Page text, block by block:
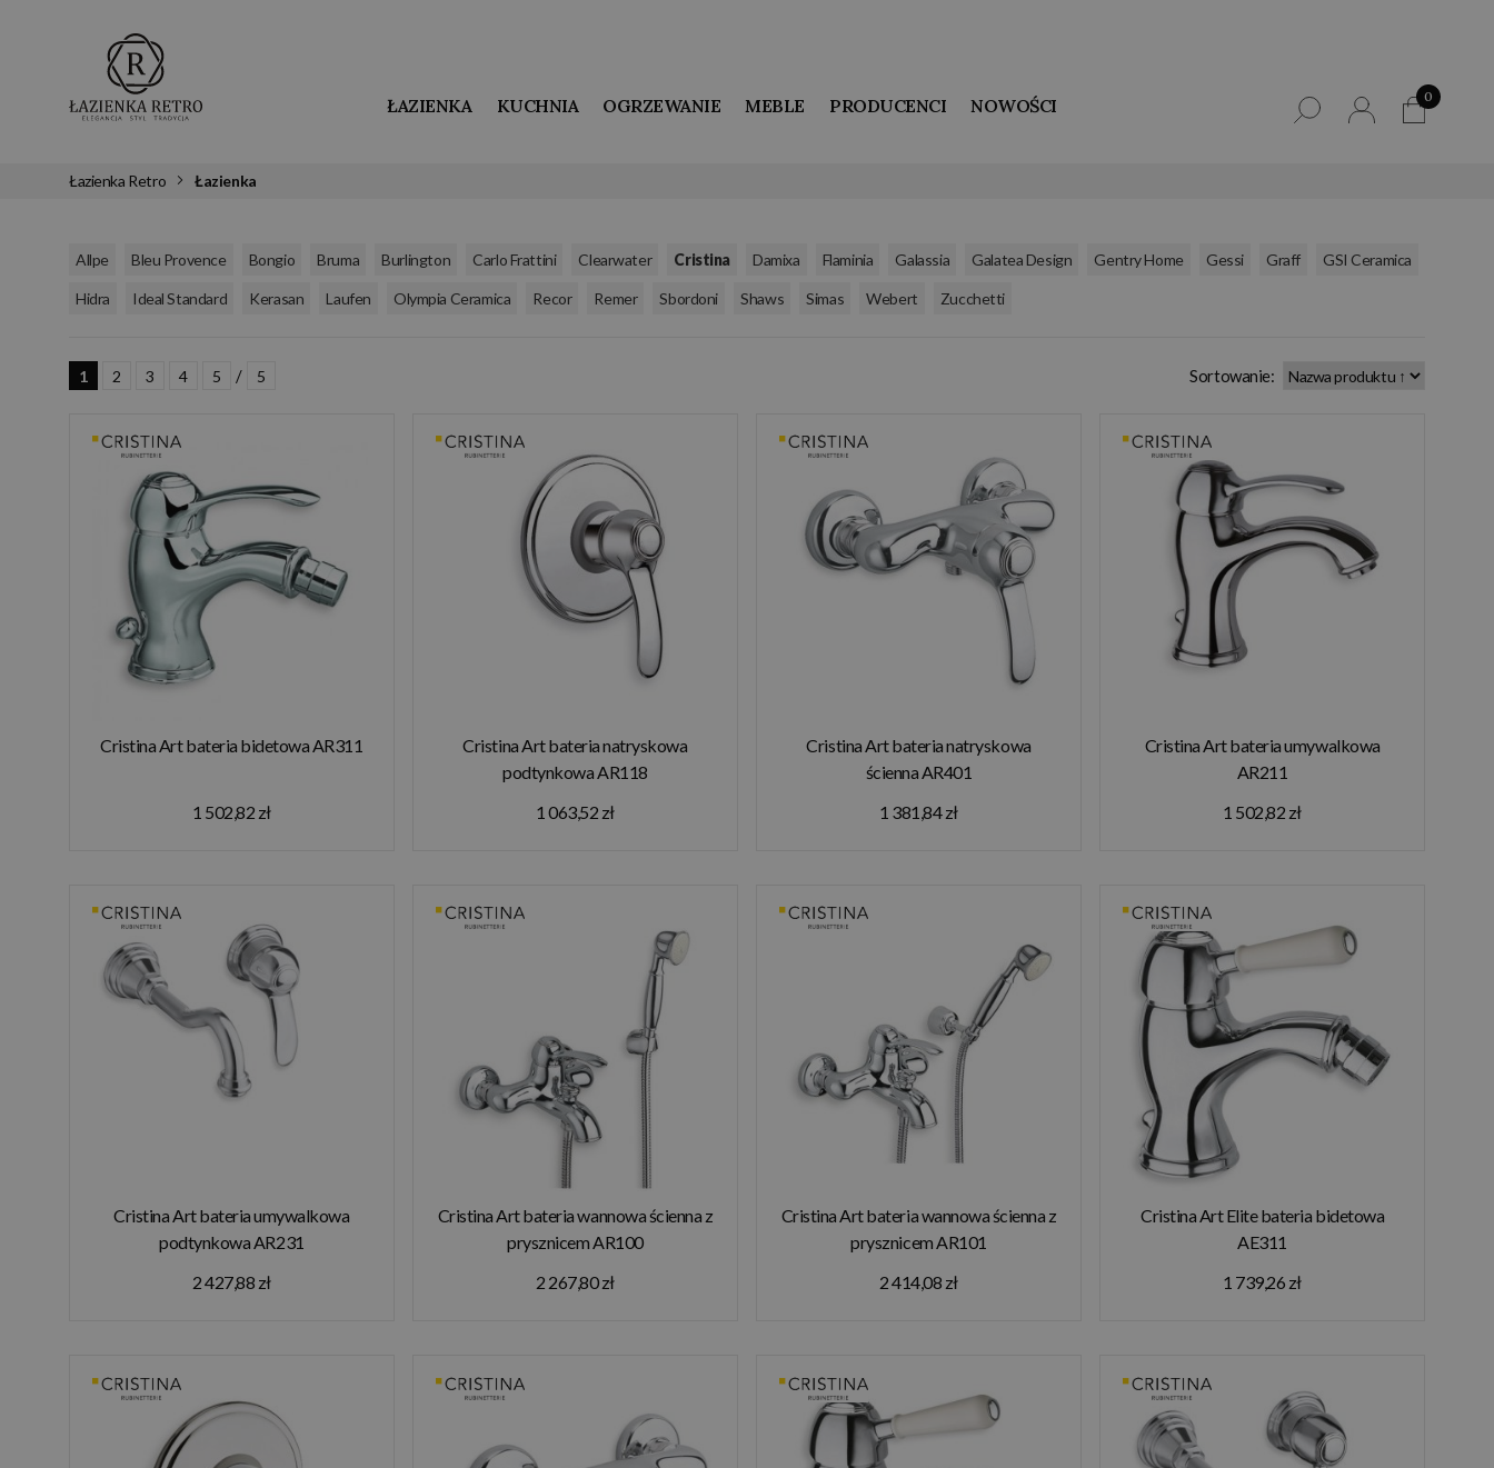
ŁAZIENKA KUCHNIA OGRZEWANIE MEBLE PRODUCENCI NOWOŚCI 0
Łazienka Retro Łazienka
Allpe Bleu Provence Bongio Bruma Burlington Carlo Frattini Clearwater Cristina Damixa Flaminia Galassia Galatea Design Gentry Home Gessi Graff GSI Ceramica
Hidra Ideal Standard Kerasan Laufen Olympia Ceramica Recor Remer Sbordoni Shaws Simas Webert Zucchetti
1 2 3 4 5 / 5 Sortowanie:
Cristina Art bateria bidetowa AR311
1 502,82 zł
Cristina Art bateria natryskowa
podtynkowa AR118
1 063,52 zł
Cristina Art bateria natryskowa
ścienna AR401
1 381,84 zł
Cristina Art bateria umywalkowa
AR211
1 502,82 zł
Cristina Art bateria umywalkowa
podtynkowa AR231
2 427,88 zł
Cristina Art bateria wannowa ścienna z
prysznicem AR100
2 267,80 zł
Cristina Art bateria wannowa ścienna z
prysznicem AR101
2 414,08 zł
Cristina Art Elite bateria bidetowa
AE311
1 739,26 zł